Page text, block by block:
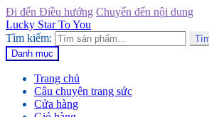
Đi đến Điều hướng Chuyển đến nội dung
Lucky Star To You
Tìm kiếm:
Danh mục
Trang chủ
Câu chuyện trang sức
Cửa hàng